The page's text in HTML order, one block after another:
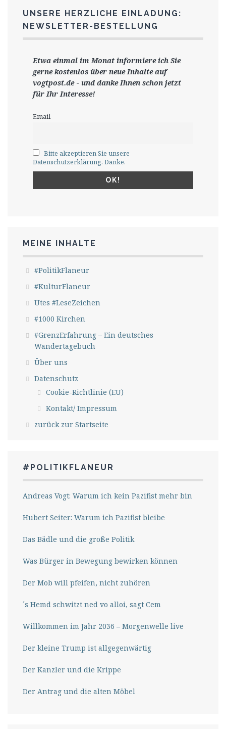
UNSERE HERZLICHE EINLADUNG:
NEWSLETTER-BESTELLUNG
Etwa einmal im Monat informiere ich Sie
gernekostenlos über neue Inhalte auf
vogtpost.de- und danke Ihnen schon jetzt
für Ihr Interesse!
Email
Bitte akzeptieren Sie unsere
Datenschutzerklärung. Danke.
MEINE INHALTE
#PolitikFlaneur
#KulturFlaneur
Utes #LeseZeichen
#1000 Kirchen
#GrenzErfahrung – Ein deutsches
Wandertagebuch
Über uns
Datenschutz
Cookie-Richtlinie (EU)
Kontakt/ Impressum
zurück zur Startseite
#POLITIKFLANEUR
Andreas Vogt: Warum ich kein Pazifist mehr bin
Hubert Seiter: Warum ich Pazifist bleibe
Das Bädle und die große Politik
Was Bürger in Bewegung bewirken können
Der Mob will pfeifen, nicht zuhören
´s Hemd schwitzt ned vo alloi, sagt Cem
Willkommen im Jahr 2036 – Morgenwelle live
Der kleine Trump ist allgegenwärtig
Der Kanzler und die Krippe
Der Antrag und die alten Möbel